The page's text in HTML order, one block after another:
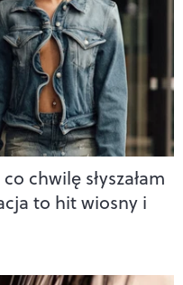
chwilę słyszałam
to hit wiosny i